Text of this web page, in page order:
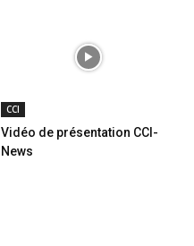
CCI
Vidéo de présentation CCI-
News